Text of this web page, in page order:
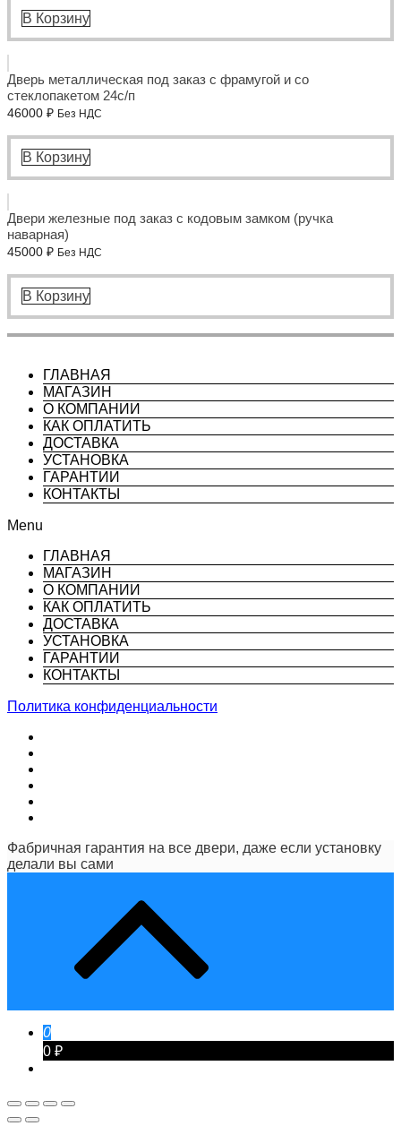
В Корзину
Дверь металлическая под заказ с фрамугой и со
стеклопакетом 24с/п
46000 ₽ Без НДС
В Корзину
Двери железные под заказ с кодовым замком (ручка
наварная)
45000 ₽ Без НДС
В Корзину
ГЛАВНАЯ
МАГАЗИН
О КОМПАНИИ
КАК ОПЛАТИТЬ
ДОСТАВКА
УСТАНОВКА
ГАРАНТИИ
КОНТАКТЫ
Menu
ГЛАВНАЯ
МАГАЗИН
О КОМПАНИИ
КАК ОПЛАТИТЬ
ДОСТАВКА
УСТАНОВКА
ГАРАНТИИ
КОНТАКТЫ
Политика конфиденциальности
Фабричная гарантия на все двери, даже если установку
делали вы сами
0
0 ₽